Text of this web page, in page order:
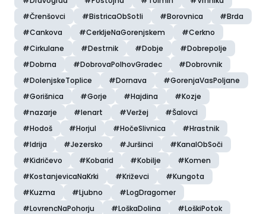
#Črenšovci
#BistricaObSotli #Borovnica
#Brda
#Cankova
#CerkljeNaGorenjskem
#Cerkno
#Cirkulane
#Destrnik #Dobje
#Dobrepolje
#Dobrna
#DobrovaPolhovGradec
#Dobrovnik
#DolenjskeToplice
#Dornava
#GorenjaVasPoljane
#Gorišnica
#Gorje #Hajdina
#Kozje
#nazarje
#lenart #Veržej
#Šalovci
#Hodoš
#Horjul #HočeSlivnica
#Hrastnik
#Idrija
#Jezersko #Juršinci
#KanalObSoči
#Kidričevo
#Kobarid #Kobilje
#Komen
#KostanjevicaNaKrki
#Križevci
#Kungota
#Kuzma
#Ljubno
#LogDragomer
#LovrencNaPohorju
#LoškaDolina
#LoškiPotok